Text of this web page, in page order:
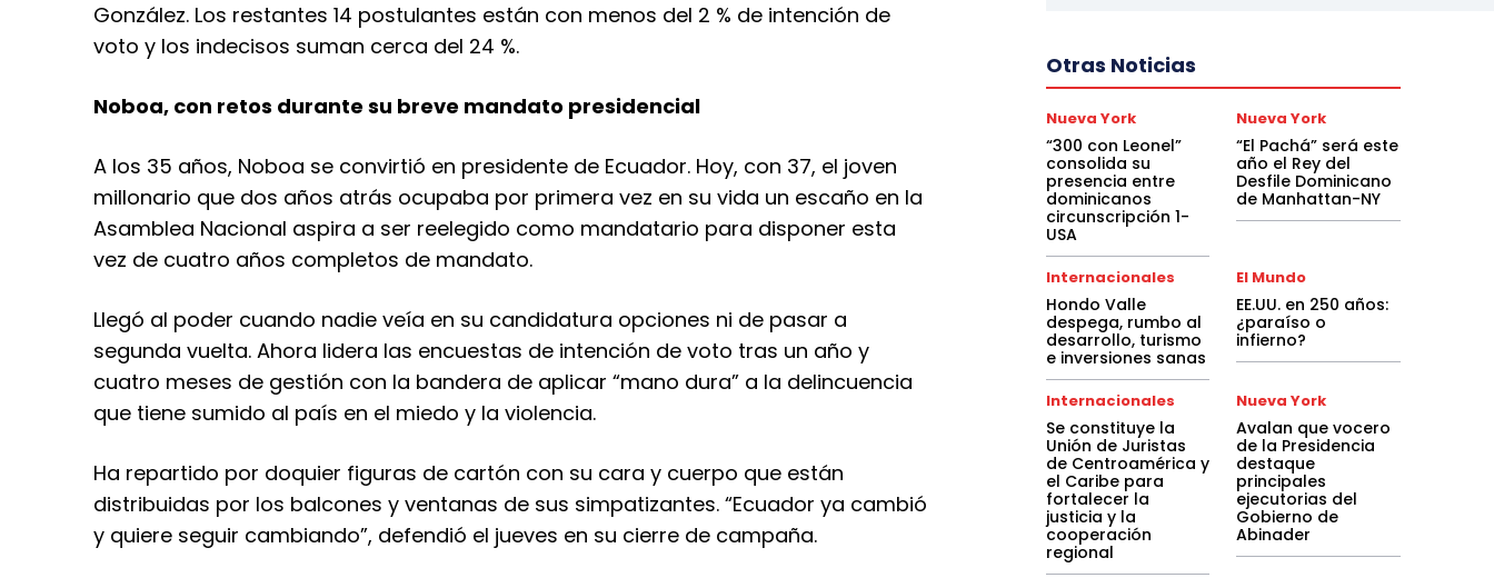
González. Los restantes 14 postulantes están con menos del 2 % de intención de
voto y los indecisos suman cerca del 24 %.
Noboa, con retos durante su breve mandato presidencial
A los 35 años, Noboa se convirtió en presidente de Ecuador. Hoy, con 37, el joven
millonario que dos años atrás ocupaba por primera vez en su vida un escaño en la
Asamblea Nacional aspira a ser reelegido como mandatario para disponer esta
vez de cuatro años completos de mandato.
Llegó al poder cuando nadie veía en su candidatura opciones ni de pasar a
segunda vuelta. Ahora lidera las encuestas de intención de voto tras un año y
cuatro meses de gestión con la bandera de aplicar “mano dura” a la delincuencia
que tiene sumido al país en el miedo y la violencia.
Ha repartido por doquier figuras de cartón con su cara y cuerpo que están
distribuidas por los balcones y ventanas de sus simpatizantes. “Ecuador ya cambió
y quiere seguir cambiando”, defendió el jueves en su cierre de campaña.
Otras Noticias
Nueva York
“300 con Leonel”
consolida su
presencia entre
dominicanos
circunscripción 1-
USA
Nueva York
“El Pachá” será este
año el Rey del
Desfile Dominicano
de Manhattan-NY
Internacionales
Hondo Valle
despega, rumbo al
desarrollo, turismo
e inversiones sanas
El Mundo
EE.UU. en 250 años:
¿paraíso o
infierno?
Internacionales
Se constituye la
Unión de Juristas
de Centroamérica y
el Caribe para
fortalecer la
justicia y la
cooperación
regional
Nueva York
Avalan que vocero
de la Presidencia
destaque
principales
ejecutorias del
Gobierno de
Abinader